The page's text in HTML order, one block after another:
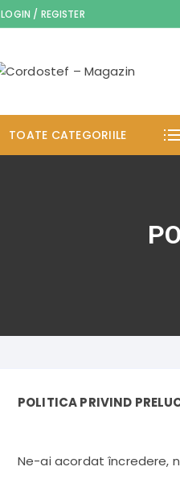
LOGIN / REGISTER
TOATE CATEGORIILE
POLITICA PRIVIND
Ne-ai acordat încredere,